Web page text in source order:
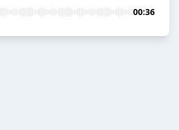
00:36